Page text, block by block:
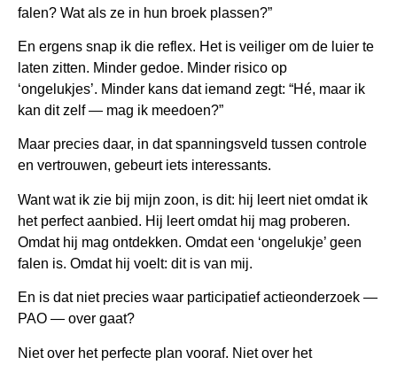
falen? Wat als ze in hun broek plassen?”
En ergens snap ik die reflex. Het is veiliger om de luier te
laten zitten. Minder gedoe. Minder risico op
‘ongelukjes’. Minder kans dat iemand zegt: “Hé, maar ik
kan dit zelf — mag ik meedoen?”
Maar precies daar, in dat spanningsveld tussen controle
en vertrouwen, gebeurt iets interessants.
Want wat ik zie bij mijn zoon, is dit: hij leert niet omdat ik
het perfect aanbied. Hij leert omdat hij mag proberen.
Omdat hij mag ontdekken. Omdat een ‘ongelukje’ geen
falen is. Omdat hij voelt: dit is van mij.
En is dat niet precies waar participatief actieonderzoek —
PAO — over gaat?
Niet over het perfecte plan vooraf. Niet over het